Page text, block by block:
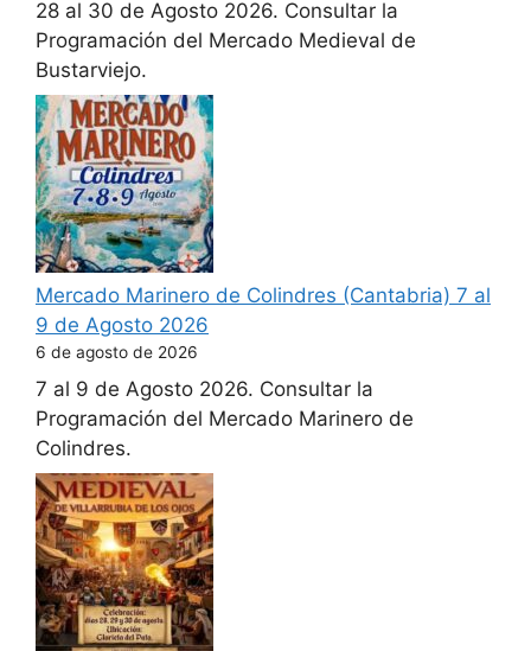
28 al 30 de Agosto 2026. Consultar la
Programación del Mercado Medieval de
Bustarviejo.
Mercado Marinero de Colindres (Cantabria) 7 al
9 de Agosto 2026
6 de agosto de 2026
7 al 9 de Agosto 2026. Consultar la
Programación del Mercado Marinero de
Colindres.